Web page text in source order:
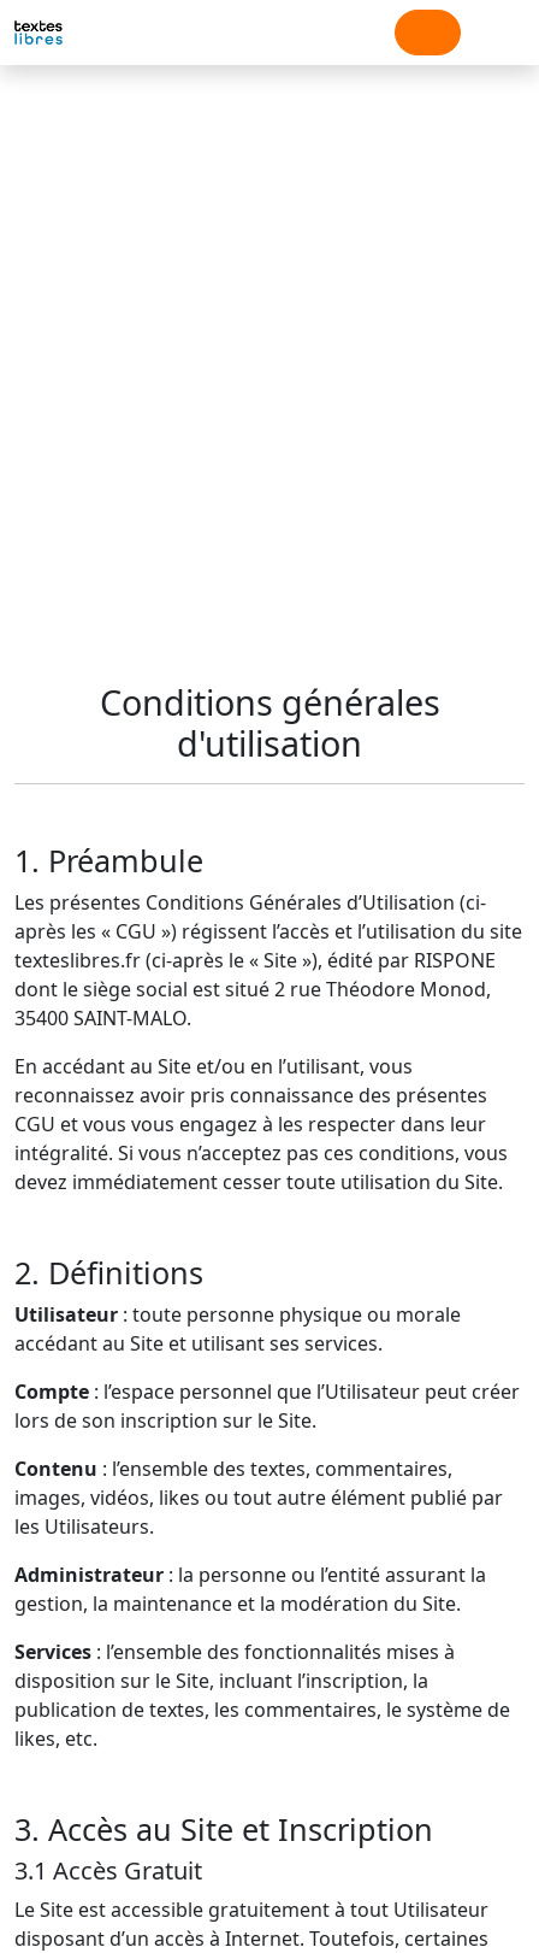
Conditions générales
d'utilisation
1. Préambule
Les présentes Conditions Générales d’Utilisation (ci-
après les « CGU ») régissent l’accès et l’utilisation du site
texteslibres.fr (ci-après le « Site »), édité par RISPONE
dont le siège social est situé 2 rue Théodore Monod,
35400 SAINT-MALO.
En accédant au Site et/ou en l’utilisant, vous
reconnaissez avoir pris connaissance des présentes
CGU et vous vous engagez à les respecter dans leur
intégralité. Si vous n’acceptez pas ces conditions, vous
devez immédiatement cesser toute utilisation du Site.
2. Définitions
Utilisateur : toute personne physique ou morale
accédant au Site et utilisant ses services.
Compte : l’espace personnel que l’Utilisateur peut créer
lors de son inscription sur le Site.
Contenu : l’ensemble des textes, commentaires,
images, vidéos, likes ou tout autre élément publié par
les Utilisateurs.
Administrateur : la personne ou l’entité assurant la
gestion, la maintenance et la modération du Site.
Services : l’ensemble des fonctionnalités mises à
disposition sur le Site, incluant l’inscription, la
publication de textes, les commentaires, le système de
likes, etc.
3. Accès au Site et Inscription
3.1 Accès Gratuit
Le Site est accessible gratuitement à tout Utilisateur
disposant d’un accès à Internet. Toutefois, certaines